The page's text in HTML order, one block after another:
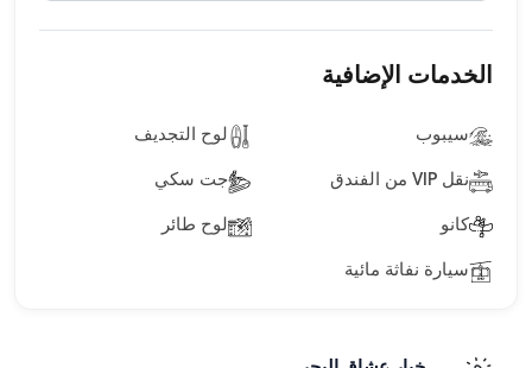
الخدمات الإضافية
سيبوب لوح التجديف
نقل VIP من الفندق جت سكي
كانو لوح طائر
سيارة نفاثة مائية